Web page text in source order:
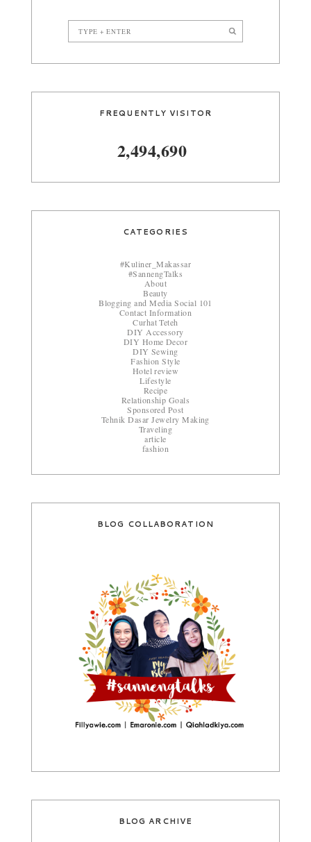
FREQUENTLY VISITOR
2,494,690
CATEGORIES
#Kuliner_Makassar
#SannengTalks
About
Beauty
Blogging and Media Social 101
Contact Information
Curhat Teteh
DIY Accessory
DIY Home Decor
DIY Sewing
Fashion Style
Hotel review
Lifestyle
Recipe
Relationship Goals
Sponsored Post
Tehnik Dasar Jewelry Making
Traveling
article
fashion
BLOG COLLABORATION
BLOG ARCHIVE